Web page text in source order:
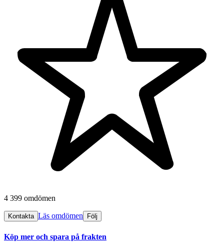
4 399 omdömen
Kontakta Läs omdömen Följ
Köp mer och spara på frakten